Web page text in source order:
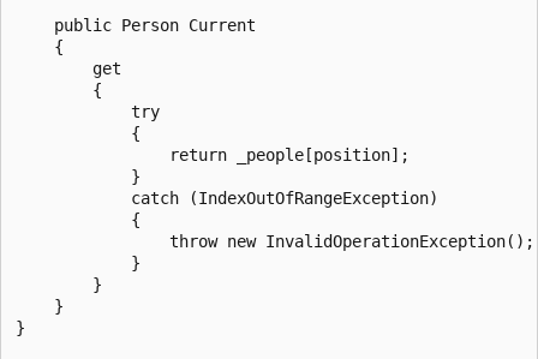
    public Person Current
    {
        get
        {
            try
            {
                return _people[position];
            }
            catch (IndexOutOfRangeException)
            {
                throw new InvalidOperationException();
            }
        }
    }
}